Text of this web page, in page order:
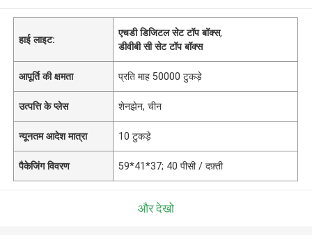
हाई लाइट:
एचडी डिजिटल सेट टॉप बॉक्स,
डीवीबी सी सेट टॉप बॉक्स
आपूर्ति की क्षमता प्रति माह 50000 टुकड़े
उत्पत्ति के प्लेस शेनझेन, चीन
न्यूनतम आदेश मात्रा 10 टुकड़े
पैकेजिंग विवरण 59*41*37; 40 पीसी / दफ़्ती
और देखो